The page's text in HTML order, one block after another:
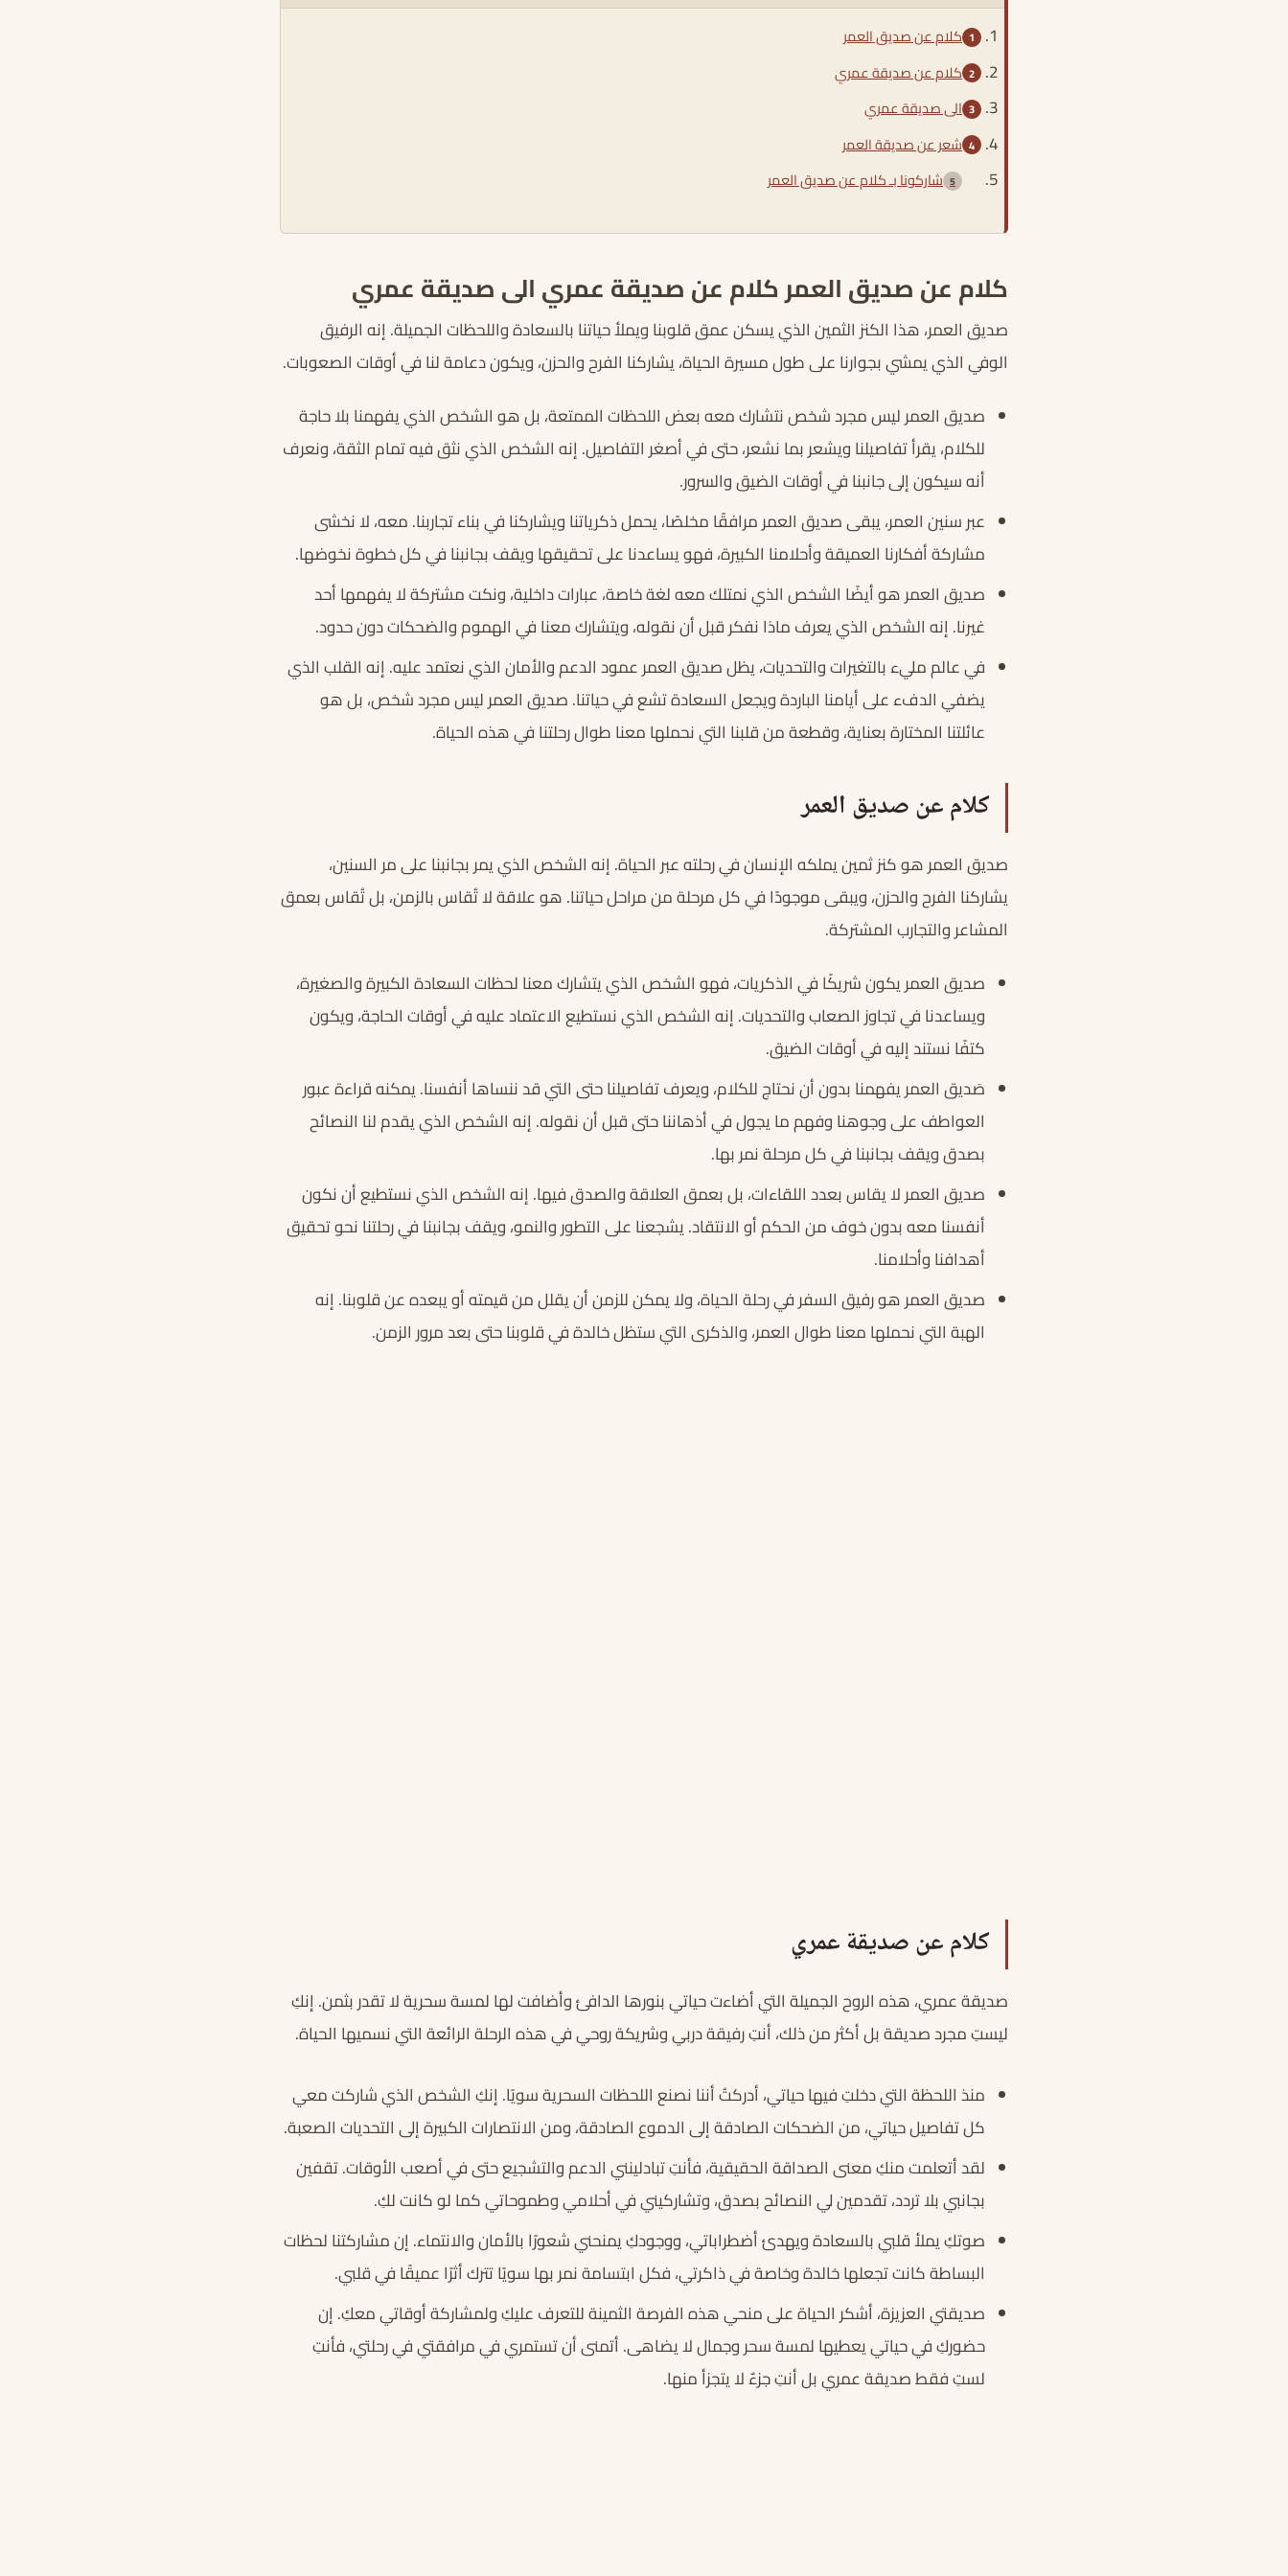
كلام عن صديق العمر
كلام عن صديقة عمري
الى صديقة عمري
شعر عن صديقة العمر
شاركونا بـ كلام عن صديق العمر
كلام عن صديق العمر كلام عن صديقة عمري الى صديقة عمري
صديق العمر، هذا الكنز الثمين الذي يسكن عمق قلوبنا ويملأ حياتنا بالسعادة واللحظات الجميلة. إنه الرفيق
الوفي الذي يمشي بجوارنا على طول مسيرة الحياة، يشاركنا الفرح والحزن، ويكون دعامة لنا في أوقات الصعوبات.
صديق العمر ليس مجرد شخص نتشارك معه بعض اللحظات الممتعة، بل هو الشخص الذي يفهمنا بلا حاجة
للكلام، يقرأ تفاصيلنا ويشعر بما نشعر، حتى في أصغر التفاصيل. إنه الشخص الذي نثق فيه تمام الثقة، ونعرف
أنه سيكون إلى جانبنا في أوقات الضيق والسرور.
عبر سنين العمر، يبقى صديق العمر مرافقًا مخلصًا، يحمل ذكرياتنا ويشاركنا في بناء تجاربنا. معه، لا نخشى
مشاركة أفكارنا العميقة وأحلامنا الكبيرة، فهو يساعدنا على تحقيقها ويقف بجانبنا في كل خطوة نخوضها.
صديق العمر هو أيضًا الشخص الذي نمتلك معه لغة خاصة، عبارات داخلية، ونكت مشتركة لا يفهمها أحد
غيرنا. إنه الشخص الذي يعرف ماذا نفكر قبل أن نقوله، ويتشارك معنا في الهموم والضحكات دون حدود.
في عالم مليء بالتغيرات والتحديات، يظل صديق العمر عمود الدعم والأمان الذي نعتمد عليه. إنه القلب الذي
يضفي الدفء على أيامنا الباردة ويجعل السعادة تشع في حياتنا. صديق العمر ليس مجرد شخص، بل هو
عائلتنا المختارة بعناية، وقطعة من قلبنا التي نحملها معنا طوال رحلتنا في هذه الحياة.
كلام عن صديق العمر
صديق العمر هو كنز ثمين يملكه الإنسان في رحلته عبر الحياة. إنه الشخص الذي يمر بجانبنا على مر السنين،
يشاركنا الفرح والحزن، ويبقى موجودًا في كل مرحلة من مراحل حياتنا. هو علاقة لا تُقاس بالزمن، بل تُقاس بعمق
المشاعر والتجارب المشتركة.
صديق العمر يكون شريكًا في الذكريات، فهو الشخص الذي يتشارك معنا لحظات السعادة الكبيرة والصغيرة،
ويساعدنا في تجاوز الصعاب والتحديات. إنه الشخص الذي نستطيع الاعتماد عليه في أوقات الحاجة، ويكون
كتفًا نستند إليه في أوقات الضيق.
صَديق العمر يفهمنا بدون أن نحتاج للكلام، ويعرف تفاصيلنا حتى التي قد ننساها أنفسنا. يمكنه قراءة عبور
العواطف على وجوهنا وفهم ما يجول في أذهاننا حتى قبل أن نقوله. إنه الشخص الذي يقدم لنا النصائح
بصدق ويقف بجانبنا في كل مرحلة نمر بها.
صديق العمر لا يقاس بعدد اللقاءات، بل بعمق العلاقة والصدق فيها. إنه الشخص الذي نستطيع أن نكون
أنفسنا معه بدون خوف من الحكم أو الانتقاد. يشجعنا على التطور والنمو، ويقف بجانبنا في رحلتنا نحو تحقيق
أهدافنا وأحلامنا.
صديق العمر هو رفيق السفر في رحلة الحياة، ولا يمكن للزمن أن يقلل من قيمته أو يبعده عن قلوبنا. إنه
الهبة التي نحملها معنا طوال العمر، والذكرى التي ستظل خالدة في قلوبنا حتى بعد مرور الزمن.
كلام عن صديقة عمري
صديقة عمري، هذه الروح الجميلة التي أضاءت حياتي بنورها الدافئ وأضافت لها لمسة سحرية لا تقدر بثمن. إنكِ
ليستِ مجرد صديقة بل أكثر من ذلك، أنتِ رفيقة دربي وشريكة روحي في هذه الرحلة الرائعة التي نسميها الحياة.
منذ اللحظة التي دخلتِ فيها حياتي، أدركتُ أننا نصنع اللحظات السحرية سويًا. إنكِ الشخص الذي شاركت معي
كل تفاصيل حياتي، من الضحكات الصادقة إلى الدموع الصادقة، ومن الانتصارات الكبيرة إلى التحديات الصعبة.
لقد أتعلمت منكِ معنى الصداقة الحقيقية، فأنتِ تبادلينني الدعم والتشجيع حتى في أصعب الأوقات. تقفين
بجانبي بلا تردد، تقدمين لي النصائح بصدق، وتشاركيني في أحلامي وطموحاتي كما لو كانت لكِ.
صوتكِ يملأ قلبي بالسعادة ويهدئ أضطراباتي، ووجودكِ يمنحني شعورًا بالأمان والانتماء. إن مشاركتنا لحظات
البساطة كانت تجعلها خالدة وخاصة في ذاكرتي، فكل ابتسامة نمر بها سويًا تترك أثرًا عميقًا في قلبي.
صديقتي العزيزة، أشكر الحياة على منحي هذه الفرصة الثمينة للتعرف عليكِ ولمشاركة أوقاتي معكِ. إن
حضوركِ في حياتي يعطيها لمسة سحر وجمال لا يضاهى. أتمنى أن تستمري في مرافقتي في رحلتي، فأنتِ
لستِ فقط صديقة عمري بل أنتِ جزءٌ لا يتجزأ منها.